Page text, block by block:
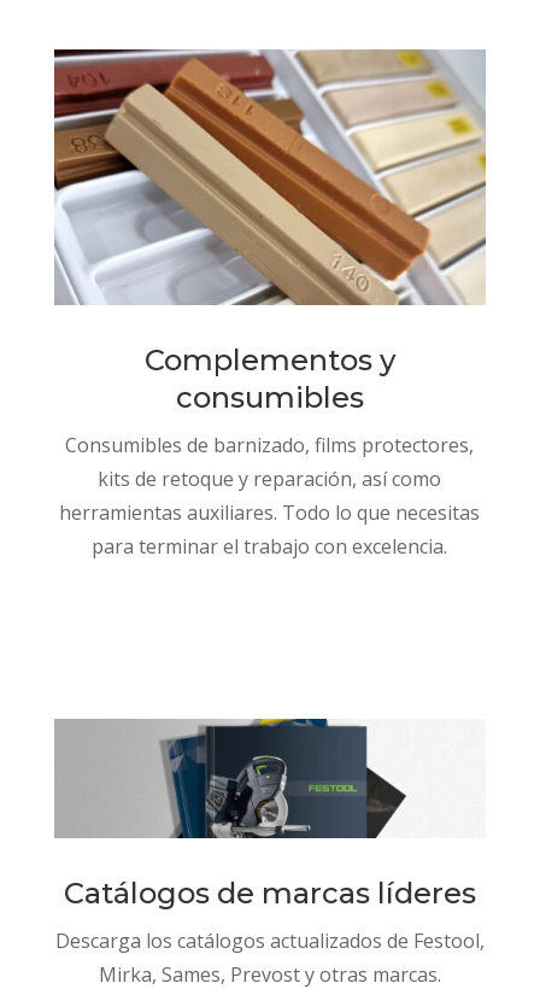
Complementos y
consumibles
Consumibles de barnizado, films protectores,
kits de retoque y reparación, así como
herramientas auxiliares. Todo lo que necesitas
para terminar el trabajo con excelencia.
Catálogos de marcas líderes
Descarga los catálogos actualizados de Festool,
Mirka, Sames, Prevost y otras marcas.